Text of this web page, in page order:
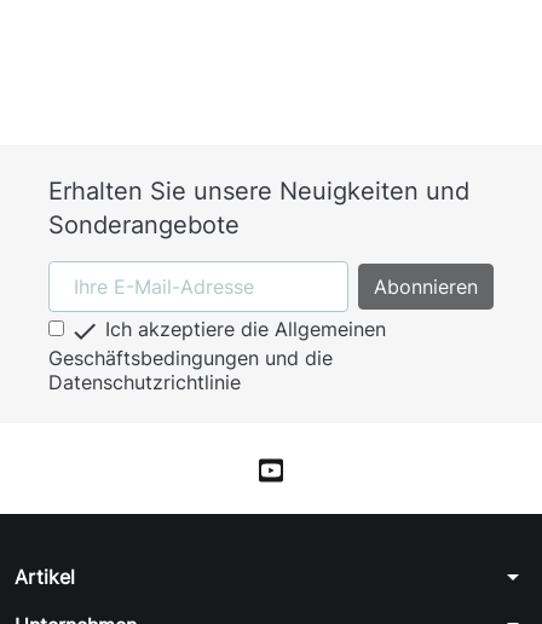
Erhalten Sie unsere Neuigkeiten und
Sonderangebote
 Ich akzeptiere die Allgemeinen
Geschäftsbedingungen und die
Datenschutzrichtlinie
Artikel arrow_drop_down